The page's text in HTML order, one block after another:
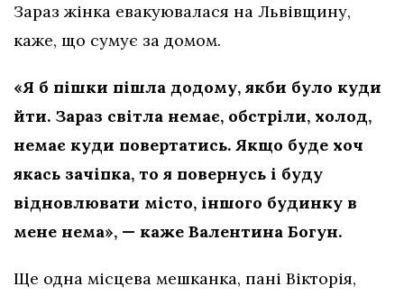
Зараз жінка евакуювалася на Львівщину,
каже, що сумує за домом.
«Я б пішки пішла додому, якби було куди
йти. Зараз світла немає, обстріли, холод,
немає куди повертатись. Якщо буде хоч
якась зачіпка, то я повернусь і буду
відновлювати місто, іншого будинку в
мене нема», — каже Валентина Богун.
Ще одна місцева мешканка, пані Вікторія,